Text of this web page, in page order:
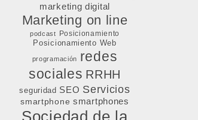
marketing digital
Marketing on line
podcast
Posicionamiento
Posicionamiento Web
programación redes
sociales RRHH
seguridad SEO Servicios
smartphone smartphones
Sociedad de la